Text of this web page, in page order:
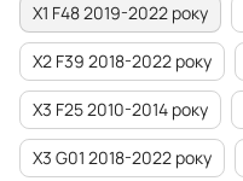
X1 F48 2019-2022 року
X2 F39 2018-2022 року
X3 F25 2010-2014 року
X3 G01 2018-2022 року